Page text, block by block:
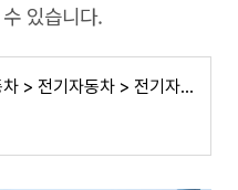
있습니다.
환경친화적 자동차 > 전기자동차 > 전기자동차 구입 > 전기자동차 세금 감면 (본문) | 찾기쉬운